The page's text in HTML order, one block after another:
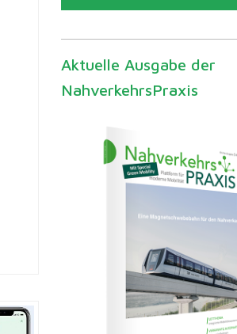
Aktuelle Ausgabe der
NahverkehrsPraxis